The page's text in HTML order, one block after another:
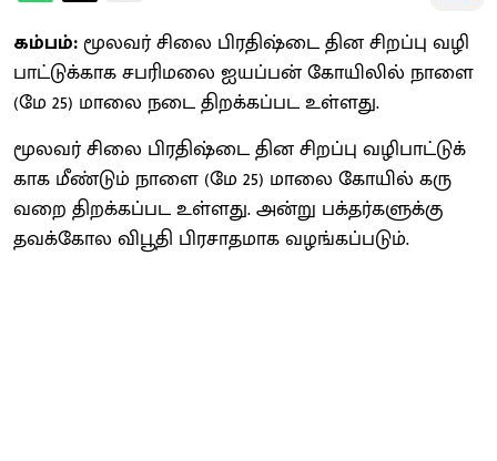
கம்பம்:மூல​வர் சிலை பிர​திஷ்டை தின சிறப்பு வழி​
பாட்​டுக்​காக சபரிமலை ஐயப்​பன் கோயி​லில் நாளை
(மே 25) மாலை நடை திறக்​கப்பட உள்​ளது.
மூல​வர் சிலை பிர​திஷ்டை தின சிறப்பு வழி​பாட்​டுக்​
காக மீண்​டும் நாளை (மே 25) மாலை கோயில் கரு​
வறை திறக்​கப்பட உள்​ளது. அன்று பக்​தர்​களுக்கு
தவக்​கோல விபூதி பிர​சாத​மாக வழங்​கப்​படும்.